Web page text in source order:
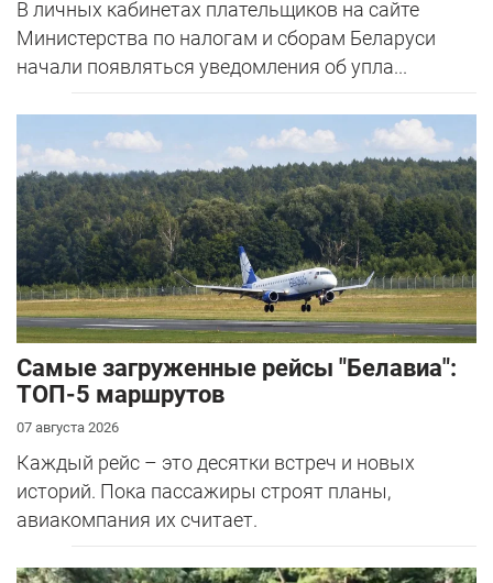
В личных кабинетах плательщиков на сайте
Министерства по налогам и сборам Беларуси
начали появляться уведомления об упла...
Самые загруженные рейсы "Белавиа":
ТОП-5 маршрутов
07 августа 2026
Каждый рейс – это десятки встреч и новых
историй. Пока пассажиры строят планы,
авиакомпания их считает.